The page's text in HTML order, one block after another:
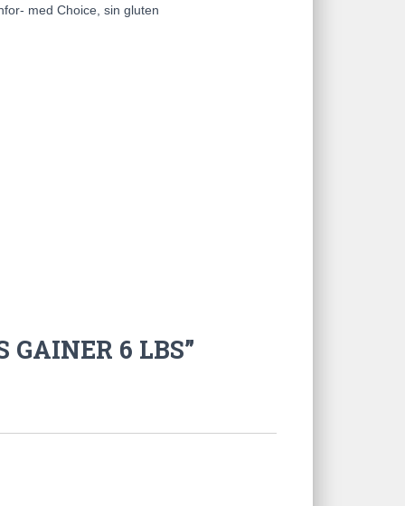
med Choice, sin gluten
6 LBS”